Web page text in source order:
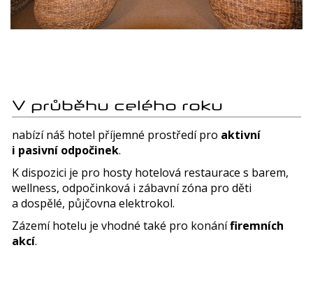
V průběhu celého roku
nabízí náš hotel příjemné prostředí pro aktivní
i pasivní odpočinek.
K dispozici je pro hosty hotelová restaurace s barem,
wellness, odpočinková i zábavní zóna pro děti
a dospělé, půjčovna elektrokol.
Zázemí hotelu je vhodné také pro konánífiremních
akcí.